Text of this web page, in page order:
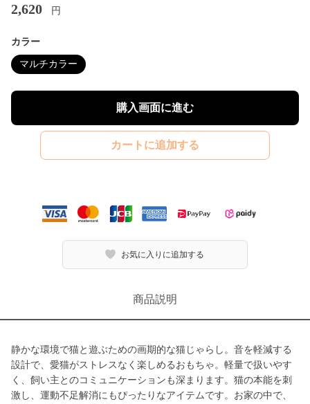
2,620 円
カラー
マルチカラー
購入画面に進む
カートに追加する
お気に入りに追加する
商品説明
静かな環境で猫と遊ぶための画期的な猫じゃらし。音を軽減する
設計で、愛猫がストレスなく楽しめるおもちゃ。軽量で扱いやす
く、飼い主とのコミュニケーションも深まります。猫の本能を刺
激し、運動不足解消にもぴったりなアイテムです。お家の中で、